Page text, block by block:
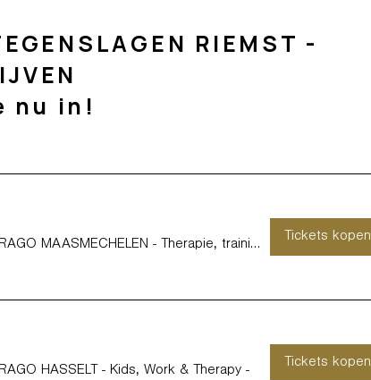
RIEMST -
nu in!
KURAGO MAASMECHELEN - Therapie, training
Tickets kopen
HASSELT - Kids, Work & Therapy -
Tickets kopen